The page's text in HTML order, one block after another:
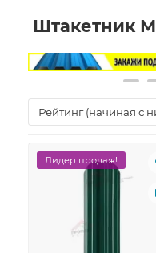
Штакетник
Лидер продаж!